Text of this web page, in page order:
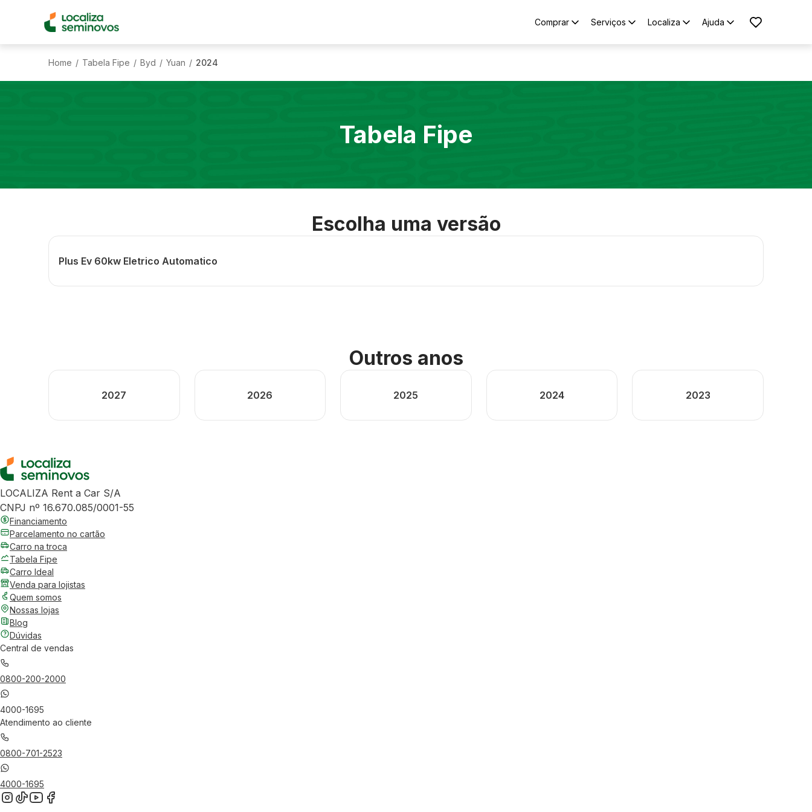
Comprar Serviços Localiza Ajuda
Home / Tabela Fipe / Byd / Yuan / 2024
Tabela Fipe
Escolha uma versão
Plus Ev 60kw Eletrico Automatico
Outros anos
2027 2026 2025 2024 2023
LOCALIZA Rent a Car S/A
CNPJ nº 16.670.085/0001-55
Financiamento
Parcelamento no cartão
Carro na troca
Tabela Fipe
Carro Ideal
Venda para lojistas
Quem somos
Nossas lojas
Blog
Dúvidas
Central de vendas
0800-200-2000
4000-1695
Atendimento ao cliente
0800-701-2523
4000-1695